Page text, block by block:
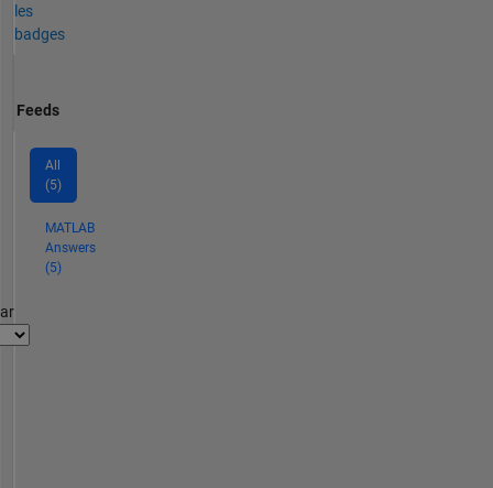
les
badges
Feeds
All
(5)
MATLAB
Answers
(5)